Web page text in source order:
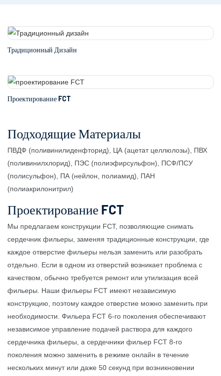
Подходящие Материалы
ПВДФ (поливинилиденфторид), ЦА (ацетат целлюлозы), ПВХ
(поливинилхлорид), ПЭС (полиэфирсульфон), ПСФ/ПСУ
(полисульфон), ПА (нейлон, полиамид), ПАН
(полиакрилонитрил)
Проектирование FCT
Мы предлагаем конструкции FCT, позволяющие снимать
сердечник фильеры, заменяя традиционные конструкции, где
каждое отверстие фильеры нельзя заменить или разобрать
отдельно. Если в одном из отверстий возникает проблема с
качеством, обычно требуется ремонт или утилизация всей
фильеры. Наши фильеры FCT имеют независимую
конструкцию, поэтому каждое отверстие можно заменить при
необходимости. Фильера FCT 6-го поколения обеспечивают
независимое управление подачей раствора для каждого
сердечника фильеры, а сердечники фильер FCT 8-го
поколения можно заменить в режиме онлайн в течение
нескольких минут или даже 50 секунд при возникновении
Традиционный Дизайн
Проектирование FCT